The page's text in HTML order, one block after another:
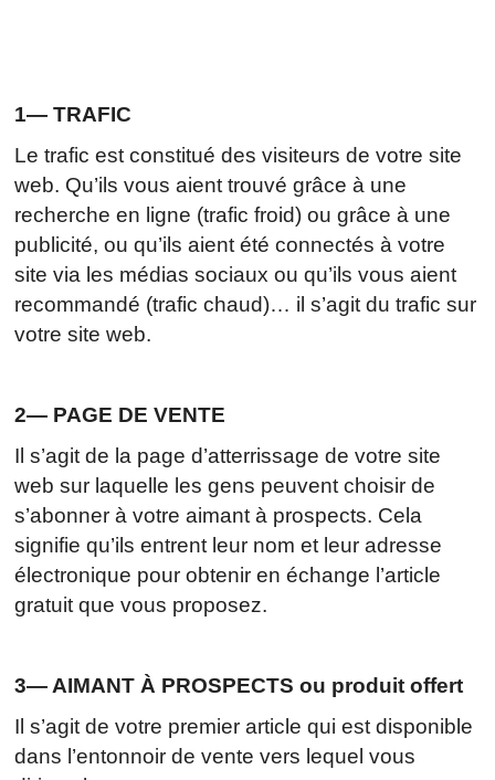
1— TRAFIC
Le trafic est constitué des visiteurs de votre site
web. Qu’ils vous aient trouvé grâce à une
recherche en ligne (trafic froid) ou grâce à une
publicité, ou qu’ils aient été connectés à votre
site via les médias sociaux ou qu’ils vous aient
recommandé (trafic chaud)… il s’agit du trafic sur
votre site web.
2— PAGE DE VENTE
Il s’agit de la page d’atterrissage de votre site
web sur laquelle les gens peuvent choisir de
s’abonner à votre aimant à prospects. Cela
signifie qu’ils entrent leur nom et leur adresse
électronique pour obtenir en échange l’article
gratuit que vous proposez.
3— AIMANT À PROSPECTS ou produit offert
Il s’agit de votre premier article qui est disponible
dans l’entonnoir de vente vers lequel vous